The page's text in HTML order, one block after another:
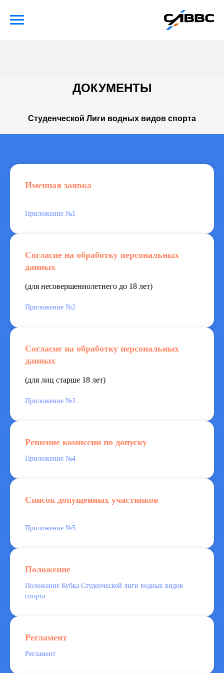
ДОКУМЕНТЫ
Студенческой Лиги водных видов спорта
Именная заявка
Приложение №1
Согласие на обработку персональных
данных
(для несовершеннолетнего до 18 лет)
Приложение №2
Согласие на обработку персональных
данных
(для лиц старше 18 лет)
Приложение №3
Решение комиссии по допуску
Приложение №4
Список допущенных участников
Приложение №5
Положение
Положение Кубка Студенческой лиги водных видов
спорта
Регламент
Регламент